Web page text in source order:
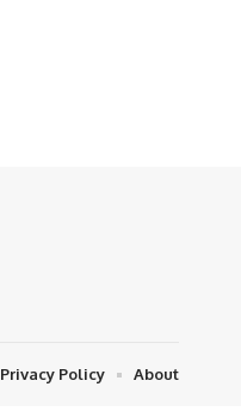
Privacy Policy About